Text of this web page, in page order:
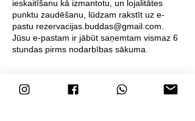
ieskaitīšanu kā izmantotu, un lojalitātes
punktu zaudēšanu, lūdzam rakstīt uz e-
pastu rezervacijas.buddas@gmail.com.
Jūsu e-pastam ir jābūt saņemtam vismaz 6